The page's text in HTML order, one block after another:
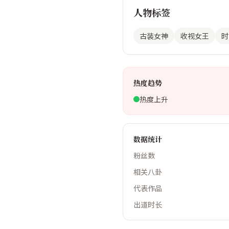
人物标签
古装女神 收视女王
热度趋势
热度上升
数据统计
粉丝数
相关八卦
代表作品
出道时长